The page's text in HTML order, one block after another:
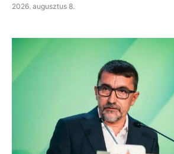
2026. augusztus 8.